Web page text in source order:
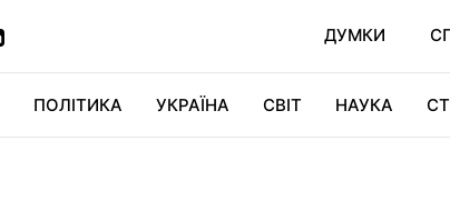
ДУМКИ
ПОЛІТИКА УКРАЇНА СВІТ НАУКА